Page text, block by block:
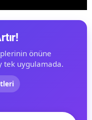
önüne
tek uygulamada.